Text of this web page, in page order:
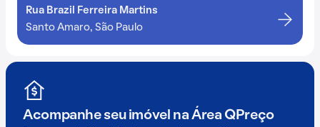
Rua Brazil Ferreira Martins
Santo Amaro, São Paulo
Acompanhe seu imóvel na Área QPreço